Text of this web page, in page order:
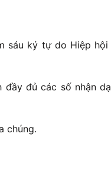
sáu ký tự do Hiệp
đủ các số nhận
chúng.